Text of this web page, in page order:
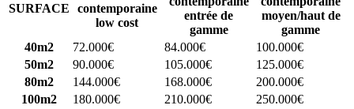
SURFACE
contemporaine
low cost
entrée de
gamme
moyen/haut de
gamme
40m2
72.000€ 84.000€
100.000€
50m2
90.000€ 105.000€
125.000€
80m2
144.000€ 168.000€
200.000€
100m2
180.000€ 210.000€
250.000€